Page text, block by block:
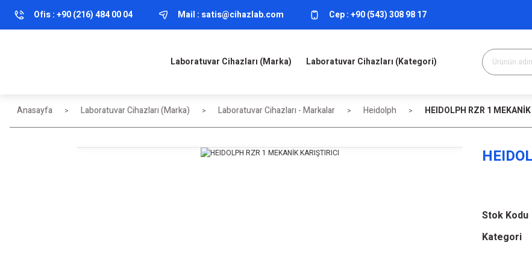
Ofis :+90 (216) 484 00 04 Mail : satis@cihazlab.com Cep :+90 (543) 308 98 17
Laboratuvar Cihazları (Marka) Laboratuvar Cihazları (Kategori)
Anasayfa Laboratuvar Cihazları (Marka) Laboratuvar Cihazları - Markalar Heidolph HEIDOLPH RZR 1
Stok Kodu
Kategori